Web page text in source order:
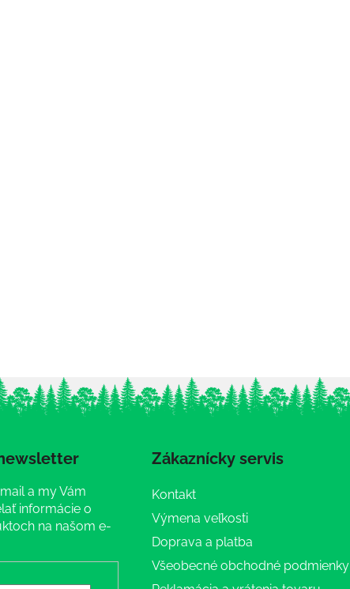
a my Vám
informácie o
na našom e-
Zákaznícky servis
Kontakt
Výmena veľkosti
Doprava a platba
Všeobecné obchodné podmienky